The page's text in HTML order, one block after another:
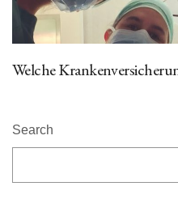
Welche
Search